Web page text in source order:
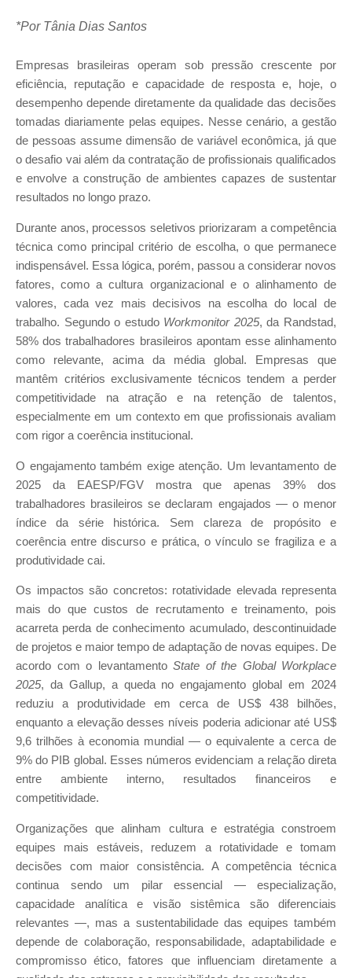
*Por Tânia Dias Santos
Empresas brasileiras operam sob pressão crescente por
eficiência, reputação e capacidade de resposta e, hoje, o
desempenho depende diretamente da qualidade das decisões
tomadas diariamente pelas equipes. Nesse cenário, a gestão
de pessoas assume dimensão de variável econômica, já que
o desafio vai além da contratação de profissionais qualificados
e envolve a construção de ambientes capazes de sustentar
resultados no longo prazo.
Durante anos, processos seletivos priorizaram a competência
técnica como principal critério de escolha, o que permanece
indispensável. Essa lógica, porém, passou a considerar novos
fatores, como a cultura organizacional e o alinhamento de
valores, cada vez mais decisivos na escolha do local de
trabalho. Segundo o estudo Workmonitor 2025, da Randstad,
58% dos trabalhadores brasileiros apontam esse alinhamento
como relevante, acima da média global. Empresas que
mantêm critérios exclusivamente técnicos tendem a perder
competitividade na atração e na retenção de talentos,
especialmente em um contexto em que profissionais avaliam
com rigor a coerência institucional.
O engajamento também exige atenção. Um levantamento de
2025 da EAESP/FGV mostra que apenas 39% dos
trabalhadores brasileiros se declaram engajados — o menor
índice da série histórica. Sem clareza de propósito e
coerência entre discurso e prática, o vínculo se fragiliza e a
produtividade cai.
Os impactos são concretos: rotatividade elevada representa
mais do que custos de recrutamento e treinamento, pois
acarreta perda de conhecimento acumulado, descontinuidade
de projetos e maior tempo de adaptação de novas equipes. De
acordo com o levantamento State of the Global Workplace
2025, da Gallup, a queda no engajamento global em 2024
reduziu a produtividade em cerca de US$ 438 bilhões,
enquanto a elevação desses níveis poderia adicionar até US$
9,6 trilhões à economia mundial — o equivalente a cerca de
9% do PIB global. Esses números evidenciam a relação direta
entre ambiente interno, resultados financeiros e
competitividade.
Organizações que alinham cultura e estratégia constroem
equipes mais estáveis, reduzem a rotatividade e tomam
decisões com maior consistência. A competência técnica
continua sendo um pilar essencial — especialização,
capacidade analítica e visão sistêmica são diferenciais
relevantes —, mas a sustentabilidade das equipes também
depende de colaboração, responsabilidade, adaptabilidade e
compromisso ético, fatores que influenciam diretamente a